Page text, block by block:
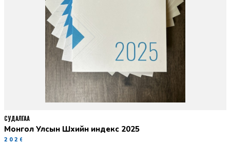
Монгол Улсын Шүүхийн индекс 2025
2026-06-11
СУДАЛГАА